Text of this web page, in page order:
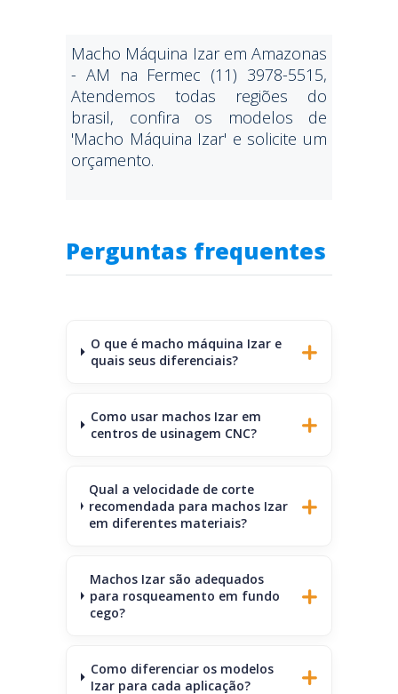
Macho Máquina Izar em Amazonas
- AM na Fermec (11) 3978-5515,
Atendemos todas regiões do
brasil, confira os modelos de
'Macho Máquina Izar' e solicite um
orçamento.
Perguntas frequentes
O que é macho máquina Izar e
quais seus diferenciais?
Como usar machos Izar em
centros de usinagem CNC?
Qual a velocidade de corte
recomendada para machos Izar
em diferentes materiais?
Machos Izar são adequados
para rosqueamento em fundo
cego?
Como diferenciar os modelos
Izar para cada aplicação?